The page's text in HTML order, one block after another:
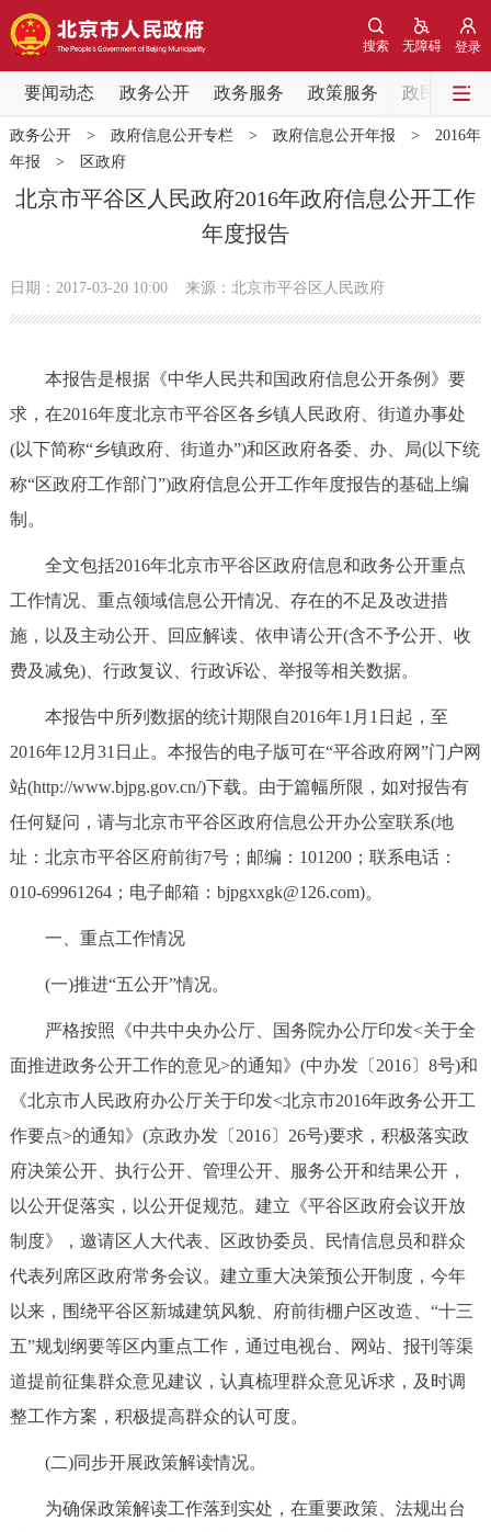
登录
无障碍
搜索
要闻动态 政务公开 政务服务 政策服务 政民互动
要闻动态
党中央精神 国务院信息 中央部委动态
北京要闻 会议信息 部门动态
市领导 机构职能 政策服务
政策兑现 政策解读 回应关切
政务服务
个人服务 法人服务 部门服务
中介服务 阳光政务
政民互动
参与调查
走进北京
绿色北京 图说北京 视频北京
多语种
DEUTSCH РУССКИЙ ЯЗЫК
ESPAÑOL العربية PORTUGUÊS
ITALIANO
回到顶部
政务公开> 政府信息公开专栏> 政府信息公开年报 > 2016年
年报 > 区政府
北京市平谷区人民政府2016年政府信息公开工作
年度报告
日期：2017-03-20 10:00 来源：北京市平谷区人民政府
本报告是根据《中华人民共和国政府信息公开条例》要
求，在2016年度北京市平谷区各乡镇人民政府、街道办事处
(以下简称“乡镇政府、街道办”)和区政府各委、办、局(以下统
称“区政府工作部门”)政府信息公开工作年度报告的基础上编
制。
全文包括2016年北京市平谷区政府信息和政务公开重点
工作情况、重点领域信息公开情况、存在的不足及改进措
施，以及主动公开、回应解读、依申请公开(含不予公开、收
费及减免)、行政复议、行政诉讼、举报等相关数据。
本报告中所列数据的统计期限自2016年1月1日起，至
2016年12月31日止。本报告的电子版可在“平谷政府网”门户网
站(http://www.bjpg.gov.cn/)下载。由于篇幅所限，如对报告有
任何疑问，请与北京市平谷区政府信息公开办公室联系(地
址：北京市平谷区府前街7号；邮编：101200；联系电话：
010-69961264；电子邮箱：bjpgxxgk@126.com)。
一、重点工作情况
(一)推进“五公开”情况。
严格按照《中共中央办公厅、国务院办公厅印发<关于全
面推进政务公开工作的意见>的通知》(中办发〔2016〕8号)和
《北京市人民政府办公厅关于印发<北京市2016年政务公开工
作要点>的通知》(京政办发〔2016〕26号)要求，积极落实政
府决策公开、执行公开、管理公开、服务公开和结果公开，
以公开促落实，以公开促规范。建立《平谷区政府会议开放
制度》，邀请区人大代表、区政协委员、民情信息员和群众
代表列席区政府常务会议。建立重大决策预公开制度，今年
以来，围绕平谷区新城建筑风貌、府前街棚户区改造、“十三
五”规划纲要等区内重点工作，通过电视台、网站、报刊等渠
道提前征集群众意见建议，认真梳理群众意见诉求，及时调
整工作方案，积极提高群众的认可度。
(二)同步开展政策解读情况。
为确保政策解读工作落到实处，在重要政策、法规出台